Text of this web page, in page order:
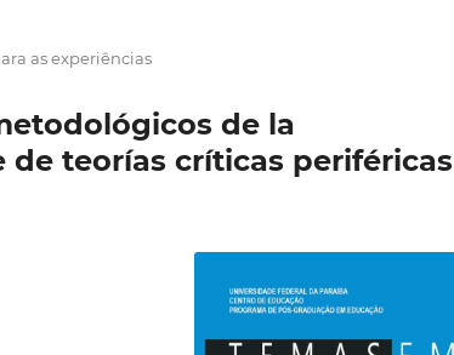
as experiências
de la
teorías críticas periféricas